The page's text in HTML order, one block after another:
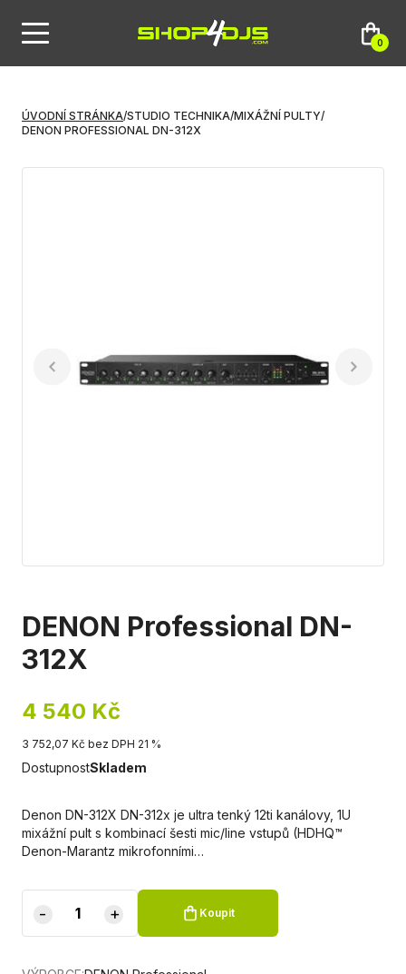
0
ÚVODNÍ STRÁNKA/STUDIO TECHNIKA/MIXÁŽNÍ PULTY/
DENON PROFESSIONAL DN-312X
DENON Professional DN-
312X
4 540 Kč
3 752,07 Kč bez DPH 21 %
DostupnostSkladem
Denon DN-312X DN-312x je ultra tenký 12ti kanálovy, 1U
mixážní pult s kombinací šesti mic/line vstupů (HDHQ™
Denon-Marantz mikrofonními…
- + Koupit